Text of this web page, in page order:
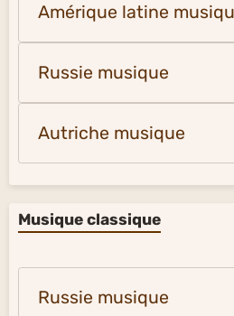
Amérique latine
Russie musique
Autriche musique
Musique classique
Russie musique